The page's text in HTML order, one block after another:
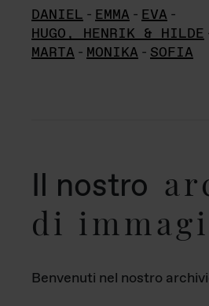
DANIEL - EMMA - EVA -
HUGO, HENRIK & HILDE
MARTA - MONIKA - SOFIA
Il nostro
di
Benvenuti nel nostro